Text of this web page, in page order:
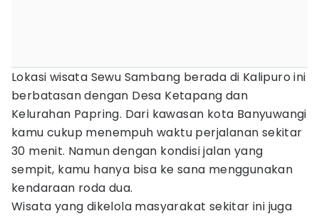
Lokasi wisata Sewu Sambang berada di Kalipuro ini
berbatasan dengan Desa Ketapang dan
Kelurahan Papring. Dari kawasan kota Banyuwangi
kamu cukup menempuh waktu perjalanan sekitar
30 menit. Namun dengan kondisi jalan yang
sempit, kamu hanya bisa ke sana menggunakan
kendaraan roda dua.
Wisata yang dikelola masyarakat sekitar ini juga